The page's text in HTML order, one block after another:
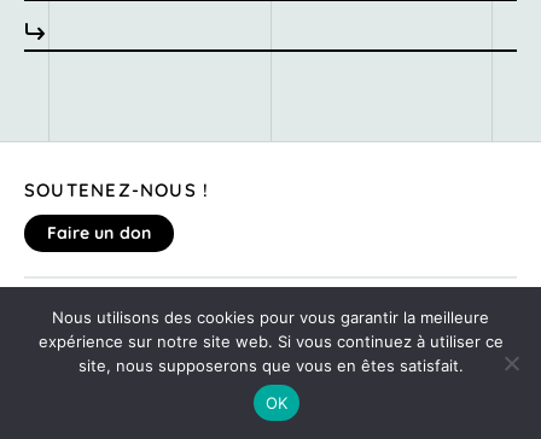
SOUTENEZ-NOUS !
Faire un don
MENTIONS LÉGALES
DONNEZ VOTRE AVIS SUR LE SITE
MONTE TA SOIRÉE
Nous utilisons des cookies pour vous garantir la meilleure
expérience sur notre site web. Si vous continuez à utiliser ce
site, nous supposerons que vous en êtes satisfait.
OK